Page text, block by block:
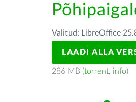
Valitud: LibreOffice
LAADI ALLA
286 MB (torrent, info)